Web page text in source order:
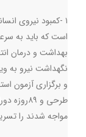
۱ -کمبود نیروی
است که باید به
بهداشت و درمان
نگهداشت نیرو به
و برگزاری آزمون
طرحی و
مواجه شدند را